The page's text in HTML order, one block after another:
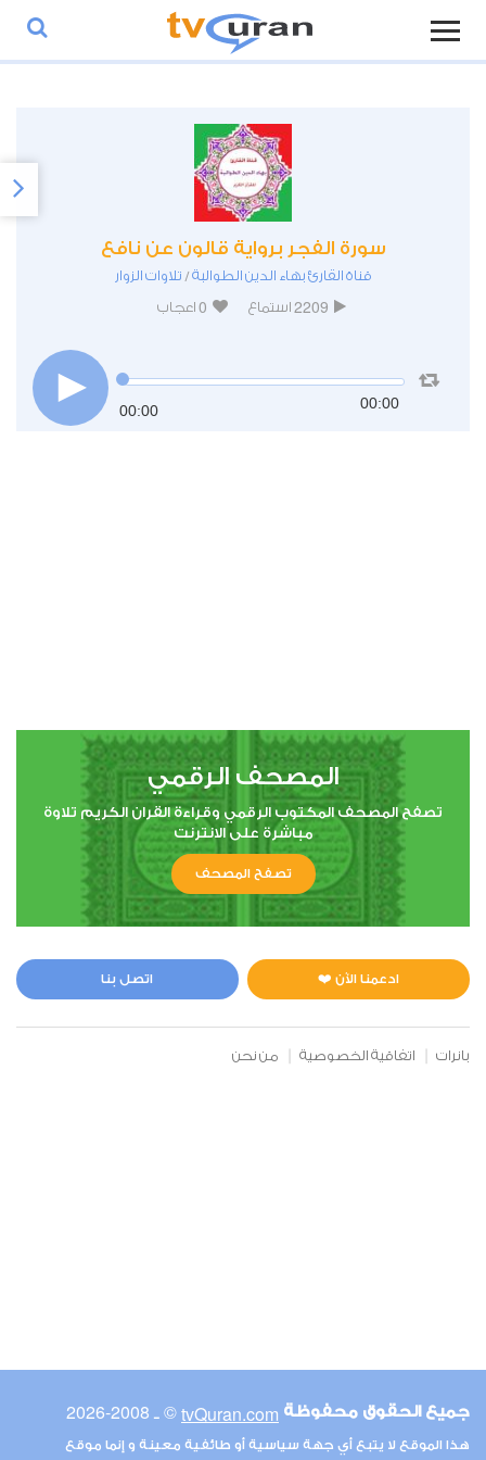
سورة الفجر برواية قالون عن نافع
قناة القارئ بهاء الدين الطوالبة/ تلاوات الزوار
2209 استماع 0 اعجاب
00:00 00:00
المصحف الرقمي
تصفح المصحف المكتوب الرقمي وقراءة القران الكريم تلاوة
مباشرة على الانترنت
تصفح المصحف
ادعمنا الآن ❤️ اتصل بنا
بانرات اتفاقية الخصوصية من نحن
جميع الحقوق محفوظة tvQuran.com© ـ 2008-2026
هذا الموقع لا يتبع أي جهة سياسية أو طائفية معينة و إنما موقع